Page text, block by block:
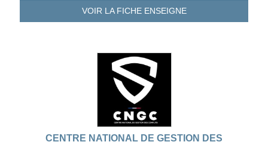
VOIR LA FICHEENSEIGNE
CENTRE NATIONAL DE GESTION DES